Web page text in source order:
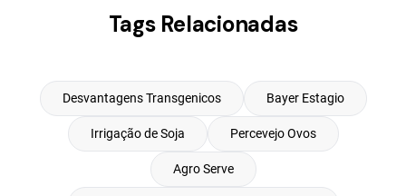
Tags Relacionadas
Desvantagens Transgenicos Bayer Estagio
Irrigação de Soja Percevejo Ovos
Agro Serve